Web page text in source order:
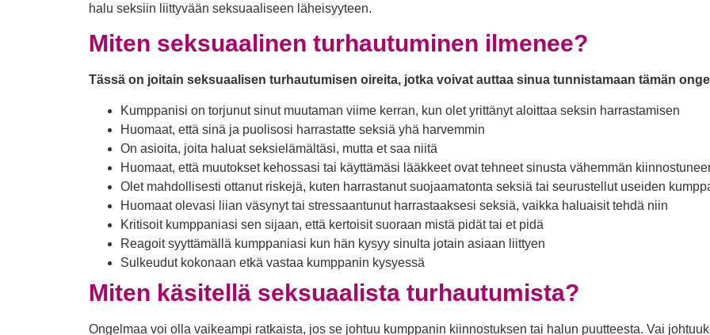
halu seksiin liittyvään seksuaaliseen läheisyyteen.
Miten seksuaalinen turhautuminen ilmenee?
Tässä on joitain seksuaalisen turhautumisen oireita, jotka voivat auttaa sinua tunnistamaan tämän
Kumppanisi on torjunut sinut muutaman viime kerran, kun olet yrittänyt aloittaa seksin harrastamisen
Huomaat, että sinä ja puolisosi harrastatte seksiä yhä harvemmin
On asioita, joita haluat seksielämältäsi, mutta et saa niitä
Huomaat, että muutokset kehossasi tai käyttämäsi lääkkeet ovat tehneet sinusta vähemmän
Olet mahdollisesti ottanut riskejä, kuten harrastanut suojaamatonta seksiä tai seurustellut useiden
Huomaat olevasi liian väsynyt tai stressaantunut harrastaaksesi seksiä, vaikka haluaisit tehdä niin
Kritisoit kumppaniasi sen sijaan, että kertoisit suoraan mistä pidät tai et pidä
Reagoit syyttämällä kumppaniasi kun hän kysyy sinulta jotain asiaan liittyen
Sulkeudut kokonaan etkä vastaa kumppanin kysyessä
Miten käsitellä seksuaalista turhautumista?
Ongelmaa voi olla vaikeampi ratkaista, jos se johtuu kumppanin kiinnostuksen tai halun puutteesta. Vai